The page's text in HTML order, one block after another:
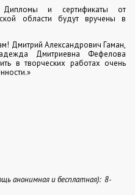
Дипломы и сертификаты от
области будут вручены в
Дмитрий Александрович Гаман,
Дмитриевна Фефелова
в творческих работах очень
анонимная и бесплатная): 8-